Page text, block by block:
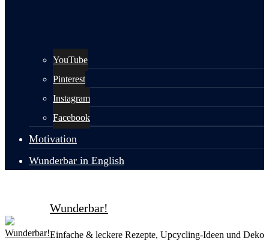
YouTube
Pinterest
Instagram
Facebook
Motivation
Wunderbar in English
Wunderbar!
Einfache & leckere Rezepte, Upcycling-Ideen und Deko